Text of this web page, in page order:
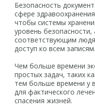
Безопасность
сфере
чтобы системы
уровень
соответствующим
доступ ко всем записям.
Чем больше времени
простых задач, таких
тем больше времени у
для фактического
спасения жизней.